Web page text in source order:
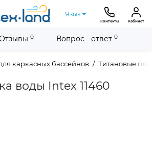
Язык
Контакты Кабинет
каркасных бассейнов Титановые
воды Intex 11460
0 Вопрос - ответ 0